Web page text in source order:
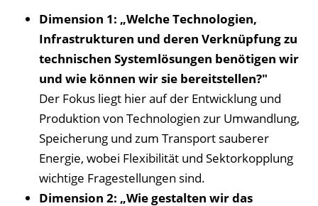
Dimension 1: „Welche Technologien,
Infrastrukturen und deren Verknüpfung zu
technischen Systemlösungen benötigen wir
und wie können wir sie bereitstellen?"
Der Fokus liegt hier auf der Entwicklung und
Produktion von Technologien zur Umwandlung,
Speicherung und zum Transport sauberer
Energie, wobei Flexibilität und Sektorkopplung
wichtige Fragestellungen sind.
Dimension 2: „Wie gestalten wir das